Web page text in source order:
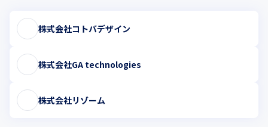
株式会社コトバデザイン
株式会社GA technologies
株式会社リゾーム